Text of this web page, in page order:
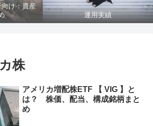
け：資産
運用実績
株
アメリカ増配株ETF 【 VIG 】と
は？ 株価、配当、構成銘柄まと
め